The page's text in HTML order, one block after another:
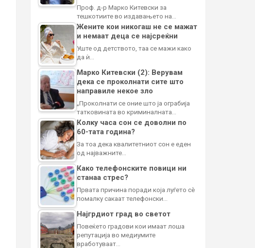
Проф. д-р Марко Китевски за
тешкотиите во издавањето на…
Жените кои никогаш не се мажат
и немаат деца се најсреќни
Уште од детството, таа се мажи како
да ѝ…
Марко Китевски (2): Верувам
дека се проколнати сите што
направиле некое зло
„Проколнати се оние што ја ограбија
татковината во криминалната…
Колку часа сон се доволни по
60-тата година?
За тоа дека квалитетниот сон е еден
од најважните…
Како телефонските повици ни
станаа стрес?
Првата причина поради која луѓето сè
помалку сакаат телефонски…
Најгрдиот град во светот
Повеќето градови кои имаат лоша
репутација во медиумите
вработуваат…